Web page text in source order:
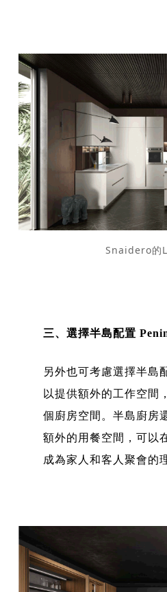
Snaidero的
三、選擇半島配置
另外也可考慮選擇半島
以提供額外的工作空間
個廚房空間。半島廚房
額外的用餐空間，可以
成為家人和客人聚會的